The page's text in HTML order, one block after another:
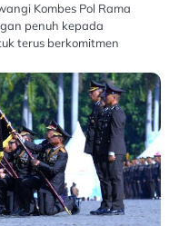
Kombes Pol Rama
penuh kepada
terus berkomitmen